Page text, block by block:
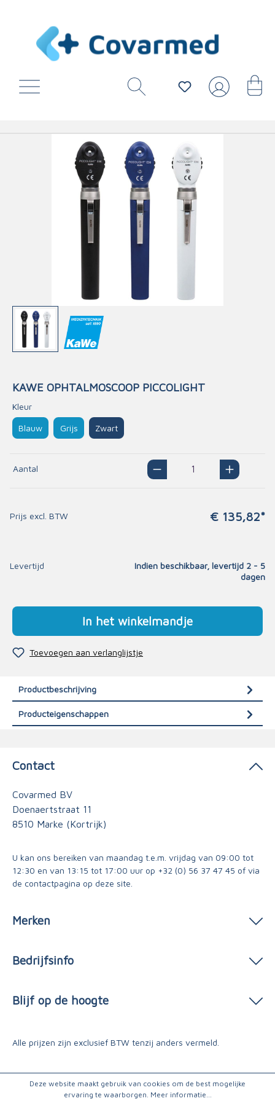
KAWE OPHTALMOSCOOP PICCOLIGHT
Kleur
Blauw Grijs Zwart
Aantal
Prijs excl. BTW € 135,82*
Levertijd
Indien beschikbaar, levertijd 2 - 5
dagen
In het winkelmandje
Toevoegen aan verlanglijstje
Productbeschrijving
Producteigenschappen
Contact
Covarmed BV
Doenaertstraat 11
8510 Marke (Kortrijk)
U kan ons bereiken van maandag t.e.m. vrijdag van 09:00 tot
12:30 en van 13:15 tot 17:00 uur op +32 (0) 56 37 47 45 of via
de contactpagina op deze site.
Merken
Bedrijfsinfo
Blijf op de hoogte
Alle prijzen zijn exclusief BTW tenzij anders vermeld.
Deze website maakt gebruik van cookies om de best mogelijke
ervaring te waarborgen. Meer informatie...